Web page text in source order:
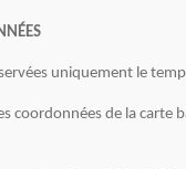
uniquement le
coordonnées de la